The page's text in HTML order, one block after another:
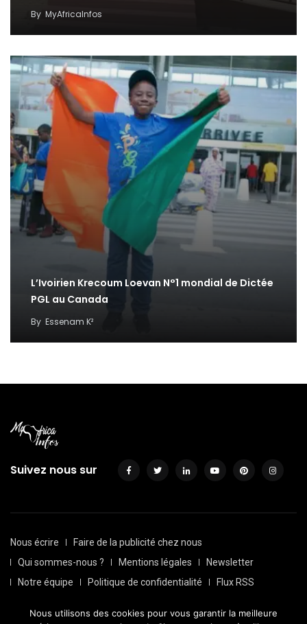
By MyAfricaInfos
L’Ivoirien Krecoum Loevan N°1 mondial de Dictée
PGL au Canada
By Essenam K²
Suivez nous sur
Nous écrire
Faire de la publicité chez nous
Qui sommes-nous ?
Mentions légales
Newsletter
Notre équipe
Politique de confidentialité
Flux RSS
Nous utilisons des cookies pour vous garantir la meilleure